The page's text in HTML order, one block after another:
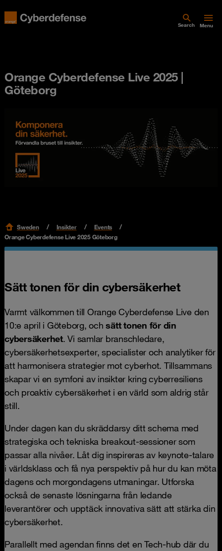
Search Menu
Orange Cyberdefense Live 2025 |
Göteborg
Sweden Insikter
Events
Orange Cyberdefense Live 2025 Göteborg
Sätt tonen för din cybersäkerhet
Varmt välkommen till Orange Cyberdefense Live den
10:e april i Göteborg, ochsätt tonen för din
cybersäkerhet. Vi samlar branschledare,
cybersäkerhetsexperter, specialister och analytiker för
att harmonisera strategier mot cyberhot. Tillsammans
skapar vi en symfoni av insikter kring cyberresiliens
och proaktiv cybersäkerhet i en värld som aldrig står
still.
Under dagen kan du skräddarsy ditt schema med
strategiska och tekniska breakout-sessioner som
passar alla nivåer. Låt dig inspireras av keynote-talare
i världsklass och få nya perspektiv på hur du kan möta
dagens och morgondagens utmaningar. Utforska
också de senaste lösningarna från ledande
leverantörer och upptäck innovativa sätt att stärka din
cybersäkerhet.
Parallellt med agendan finns det en Tech-hub där du